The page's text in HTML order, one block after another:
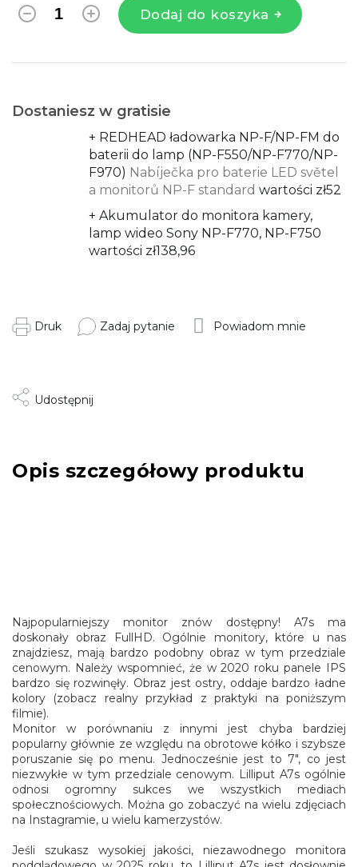
Dodaj do koszyka
Dostaniesz w gratisie
+ REDHEAD ładowarka NP-F/NP-FM do
baterii do lamp (NP-F550/NP-F770/NP-
F970) Nabíječka pro baterie LED světel
a monitorů NP-F standard wartości zł52
+ Akumulator do monitora kamery,
lamp wideo Sony NP-F770, NP-F750
wartości zł138,96
Druk Zadaj pytanie Powiadom mnie
Udostępnij
Opis szczegółowy produktu
Najpopularniejszy monitor znów dostępny! A7s ma
doskonały obraz FullHD. Ogólnie monitory, które u nas
znajdziesz, mają bardzo podobny obraz w tym przedziale
cenowym. Należy wspomnieć, że w 2020 roku panele IPS
bardzo się rozwinęły. Obraz jest ostry, oddaje bardzo ładne
kolory (zobacz realny przykład z praktyki na poniższym
filmie).
Monitor w porównaniu z innymi jest chyba bardziej
popularny głównie ze względu na obrotowe kółko i szybsze
poruszanie się po menu. Jednocześnie jest to 7", co jest
niezwykłe w tym przedziale cenowym. Lilliput A7s ogólnie
odnosi ogromny sukces we wszystkich mediach
społecznościowych. Można go zobaczyć na wielu zdjęciach
na Instagramie, u wielu kamerzystów.
Jeśli szukasz wysokiej jakości, niezawodnego monitora